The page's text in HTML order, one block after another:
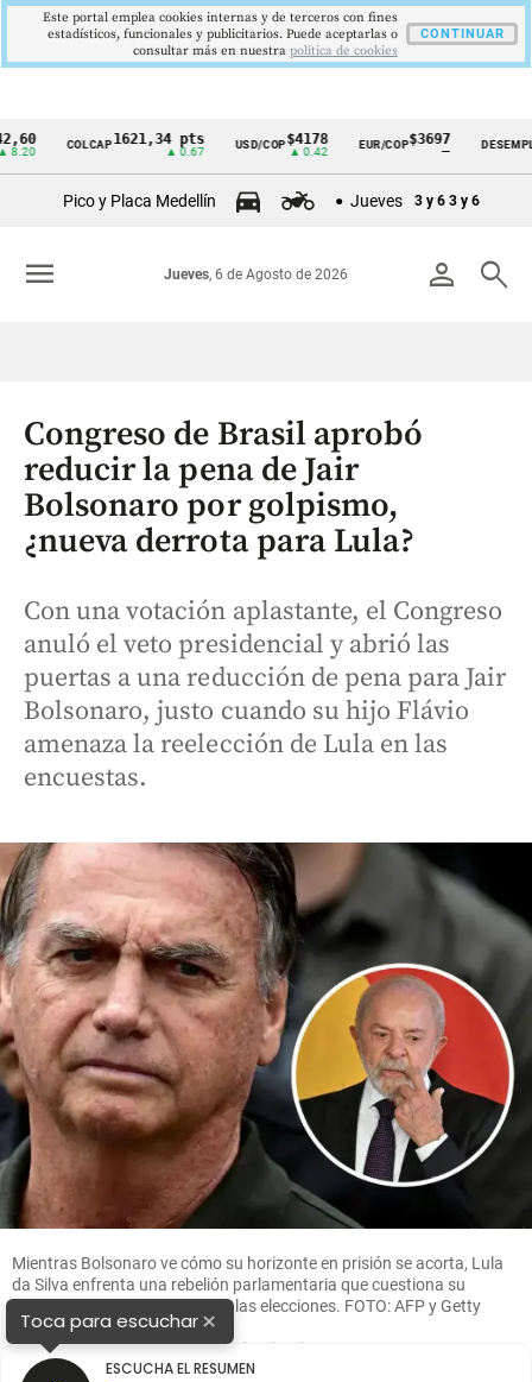
Cintillo
Colombia
COLCAP1621,34 pts USD/COP$4178
▲ 0.42
EUR/COP$3697
—
DESEMPLEO9,9
▼
Pico y Placa Medellín Jueves 3 y 6 3 y 6
person search
Jueves, 6 de Agosto de 2026
menu
Congreso de Brasil aprobó
reducir la pena de Jair
Bolsonaro por golpismo,
¿nueva derrota para Lula?
Con una votación aplastante, el Congreso
anuló el veto presidencial y abrió las
puertas a una reducción de pena para Jair
Bolsonaro, justo cuando su hijo Flávio
amenaza la reelección de Lula en las
encuestas.
Mientras Bolsonaro ve cómo su horizonte en prisión se acorta, Lula
da Silva enfrenta una rebelión parlamentaria que cuestiona su
liderazgo a solo seis meses de las elecciones. FOTO: AFP y Getty
1
Toca para escuchar×
ESCUCHA EL RESUMEN
Este portal emplea cookies internas y de terceros con fines
estadísticos, funcionales y publicitarios. Puede aceptarlas o
consultar más en nuestra politica de cookies
CONTINUAR